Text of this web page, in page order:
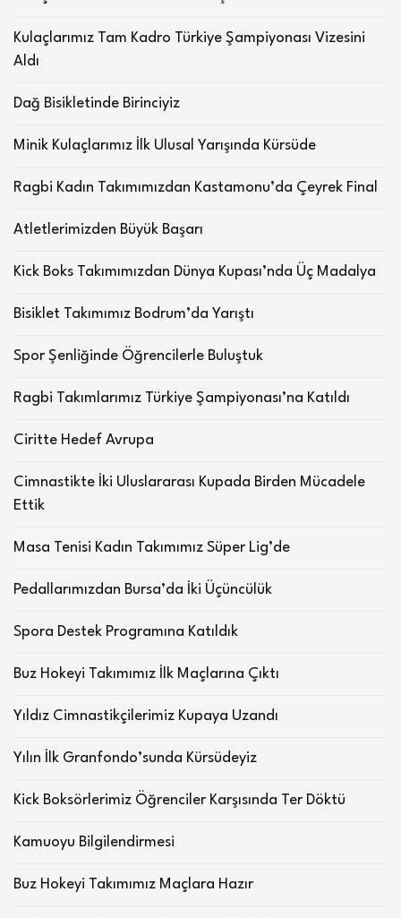
Kulaçlarımız Tam Kadro Türkiye Şampiyonası Vizesini
Aldı
Dağ Bisikletinde Birinciyiz
Minik Kulaçlarımız İlk Ulusal Yarışında Kürsüde
Ragbi Kadın Takımımızdan Kastamonu’da Çeyrek Final
Atletlerimizden Büyük Başarı
Kick Boks Takımımızdan Dünya Kupası’nda Üç Madalya
Bisiklet Takımımız Bodrum’da Yarıştı
Spor Şenliğinde Öğrencilerle Buluştuk
Ragbi Takımlarımız Türkiye Şampiyonası’na Katıldı
Ciritte Hedef Avrupa
Cimnastikte İki Uluslararası Kupada Birden Mücadele
Ettik
Masa Tenisi Kadın Takımımız Süper Lig’de
Pedallarımızdan Bursa’da İki Üçüncülük
Spora Destek Programına Katıldık
Buz Hokeyi Takımımız İlk Maçlarına Çıktı
Yıldız Cimnastikçilerimiz Kupaya Uzandı
Yılın İlk Granfondo’sunda Kürsüdeyiz
Kick Boksörlerimiz Öğrenciler Karşısında Ter Döktü
Kamuoyu Bilgilendirmesi
Buz Hokeyi Takımımız Maçlara Hazır